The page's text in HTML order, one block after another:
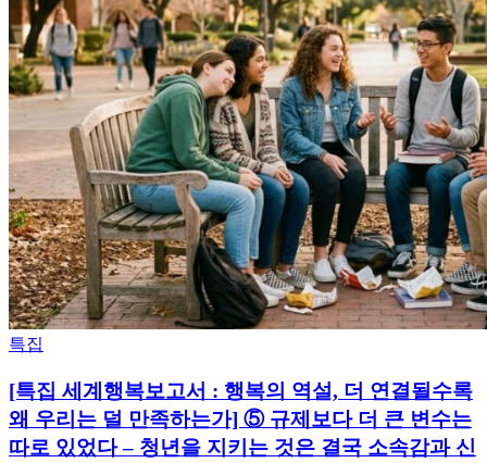
Posted
특집
[특집 세계행복보고서 : 행복의 역설, 더 연결될수록
왜 우리는 덜 만족하는가] ⑤ 규제보다 더 큰 변수는
따로 있었다 – 청년을 지키는 것은 결국 소속감과 신